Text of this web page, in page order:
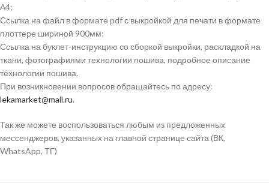
А4;
Ссылка на файл в формате pdf с выкройкой для печати в формате
плоттере шириной 900мм;
Ссылка на буклет-инструкцию со сборкой выкройки, раскладкой на
ткани, фотографиями технологии пошива, подробное описание
технологии пошива.
При возникновении вопросов обращайтесь по адресу:
lekamarket@mail.ru.
Так же можете воспользоваться любым из предложенных
мессенджеров, указанных на главной странице сайта (ВК,
WhatsApp, ТГ)